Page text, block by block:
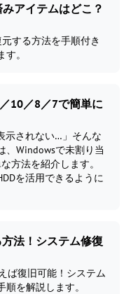
アイテムはどこ？
する方法を手順付き
。
10／8／7で簡単に
示されない…」そんな
、Windowsで未割り当
方法を紹介します。
を活用できるように
法！システム修復
ば復旧可能！システム
を解説します。